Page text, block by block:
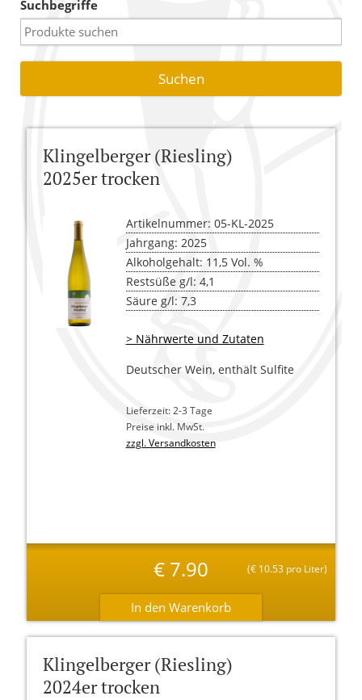
Warenkorb
Versandkosten
AGB
Kasse
Suchbegriffe
Klingelberger (Riesling)
2025er trocken
Artikelnummer: 05-KL-2025
Jahrgang: 2025
Alkoholgehalt: 11,5 Vol. %
Restsüße g/l: 4,1
Säure g/l: 7,3
> Nährwerte und Zutaten
Deutscher Wein, enthält Sulfite
Lieferzeit: 2-3 Tage
Preise inkl. MwSt.
zzgl. Versandkosten
€7.90 (€ 10.53 pro Liter)
Klingelberger (Riesling)
2024er trocken